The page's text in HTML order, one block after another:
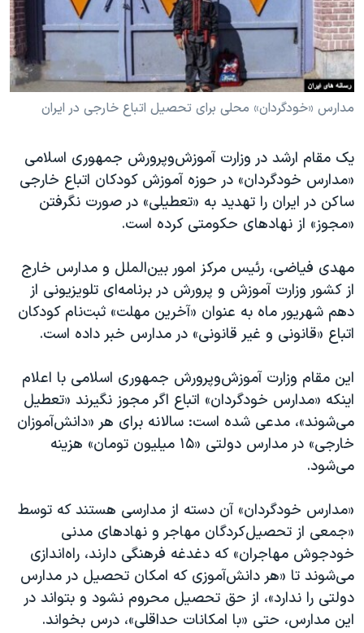
فرهنگ و زندگی
حقوق شهروندی
اقتصادی
علم و فناوری
گالری عکس
آرشیو پخش زنده
مستندها
انتخابات ریاست جمهوری آمریکا ۲۰۲۴
حمله جمهوری اسلامی به اسرائیل
رمز مهسا
اعتراضات زن، زندگی، آزادی
مجموعه مستندهای دادخواهی
تریبونال مردمی آبان ۹۸
چهل سال گروگان‌گیری
قانون شفافیت دارائی کادر رهبری ایران
اعتراضات مردمی آبان ۹۸
نرگس محمدی برنده جایزه نوبل صلح
همایش محافظه‌کاران آمریکا «سی‌پک»
صفحه‌های ویژه
دنبال کنید
مدارس «خودگردان» محلی برای تحصیل اتباع خارجی در ایران
یک مقام ارشد در وزارت آموزش‌وپرورش جمهوری اسلامی
«مدارس خودگردان» در حوزه آموزش کودکان اتباع خارجی
ساکن در ایران را تهدید به «تعطیلی» در صورت نگرفتن
«مجوز» از نهادهای حکومتی کرده است.
مهدی فیاضی، رئیس مرکز امور بین‌الملل و مدارس خارج
از کشور وزارت آموزش و پرورش در برنامه‌ای تلویزیونی از
دهم شهریور ماه به عنوان «آخرین مهلت» ثبت‌نام کودکان
اتباع «قانونی و غیر قانونی» در مدارس خبر داده است.
این مقام وزارت آموزش‌وپرورش جمهوری اسلامی با اعلام
اینکه «مدارس خودگردان» اتباع اگر مجوز نگیرند «تعطیل
می‌شوند»، مدعی شده است: سالانه برای هر «دانش‌آموزان
خارجی» در مدارس دولتی «۱۵ میلیون تومان» هزینه
می‌شود.
«مدارس خودگردان» آن دسته از مدارسی هستند که توسط
«جمعی از تحصیل‌کردگان مهاجر و نهادهای مدنی
خودجوش مهاجران» که دغدغه فرهنگی دارند، راه‌اندازی
می‌شوند تا «هر دانش‌آموزی که امکان تحصیل در مدارس
دولتی را ندارد»، از حق تحصیل محروم نشود و بتواند در
این مدارس، حتی «با امکانات حداقلی»، درس بخواند.